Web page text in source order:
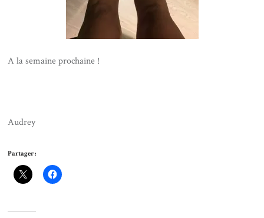
A la semaine prochaine !
Audrey
Partager :